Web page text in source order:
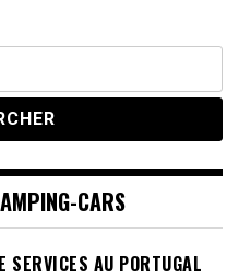
CARS
SERVICES AU PORTUGAL